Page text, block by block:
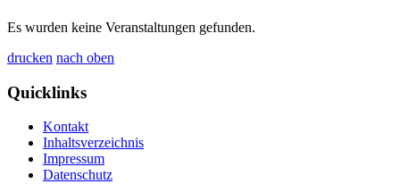
Es wurden keine Veranstaltungen gefunden.
drucken nach oben
Quicklinks
Kontakt
Inhaltsverzeichnis
Impressum
Datenschutz